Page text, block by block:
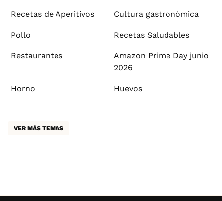
Recetas de Aperitivos Cultura gastronómica
Pollo Recetas Saludables
Restaurantes
Amazon Prime Day junio
2026
Horno Huevos
VER MÁS TEMAS